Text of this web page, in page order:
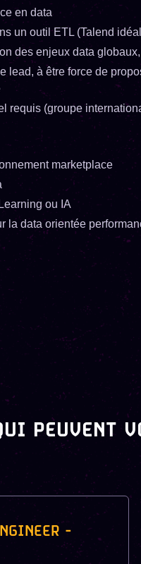
en data
un outil ETL (Talend
des enjeux data
lead, à être force de
requis (groupe
marketplace
ou IA
la data orientée
PEUVENT
-